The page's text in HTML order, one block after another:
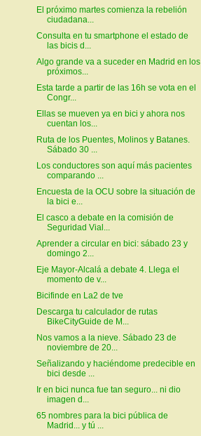
El próximo martes comienza la rebelión
ciudadana...
Consulta en tu smartphone el estado de
las bicis d...
Algo grande va a suceder en Madrid en los
próximos...
Esta tarde a partir de las 16h se vota en el
Congr...
Ellas se mueven ya en bici y ahora nos
cuentan los...
Ruta de los Puentes, Molinos y Batanes.
Sábado 30 ...
Los conductores son aquí más pacientes
comparando ...
Encuesta de la OCU sobre la situación de
la bici e...
El casco a debate en la comisión de
Seguridad Vial...
Aprender a circular en bici: sábado 23 y
domingo 2...
Eje Mayor-Alcalá a debate 4. Llega el
momento de v...
Bicifinde en La2 de tve
Descarga tu calculador de rutas
BikeCityGuide de M...
Nos vamos a la nieve. Sábado 23 de
noviembre de 20...
Señalizando y haciéndome predecible en
bici desde ...
Ir en bici nunca fue tan seguro... ni dio
imagen d...
65 nombres para la bici pública de
Madrid... y tú ...